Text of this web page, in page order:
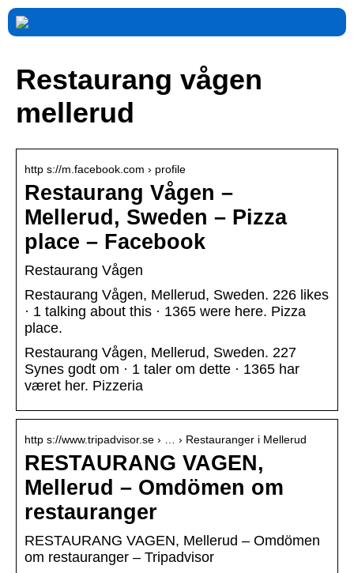
Restaurang vågen
mellerud
http s://m.facebook.com › profile
Restaurang Vågen –
Mellerud, Sweden – Pizza
place – Facebook
Restaurang Vågen
Restaurang Vågen, Mellerud, Sweden. 226 likes
· 1 talking about this · 1365 were here. Pizza
place.
Restaurang Vågen, Mellerud, Sweden. 227
Synes godt om · 1 taler om dette · 1365 har
været her. Pizzeria
http s://www.tripadvisor.se › … › Restauranger i Mellerud
RESTAURANG VAGEN,
Mellerud – Omdömen om
restauranger
RESTAURANG VAGEN, Mellerud – Omdömen
om restauranger – Tripadvisor